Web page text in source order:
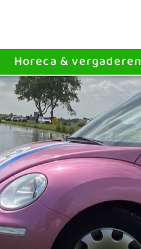
Horeca & vergaderen